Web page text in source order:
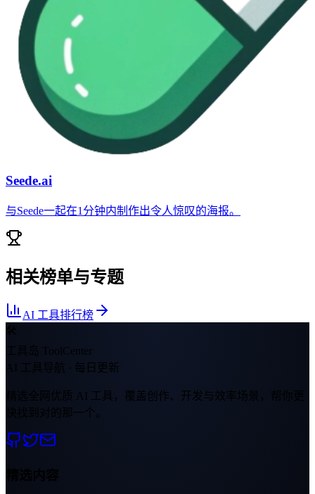
Seede.ai
与Seede一起在1分钟内制作出令人惊叹的海报。
相关榜单与专题
AI 工具排行榜
🛠
工具岛 ToolCenter
AI 工具导航 · 每日更新
精选全网优质 AI 工具，覆盖创作、开发与效率场景，帮你更
快找到对的那一个。
精选内容